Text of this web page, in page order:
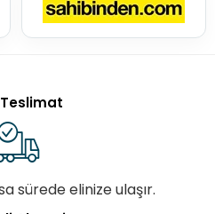
Teslimat
sürede elinize ulaşır.